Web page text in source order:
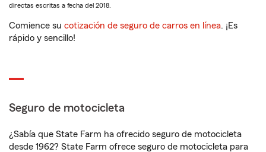
directas escritas a fecha del 2018.
Comience su cotización de seguro de carros en línea. ¡Es
rápido y sencillo!
Seguro de motocicleta
¿Sabía que State Farm ha ofrecido seguro de motocicleta
desde 1962? State Farm ofrece seguro de motocicleta para